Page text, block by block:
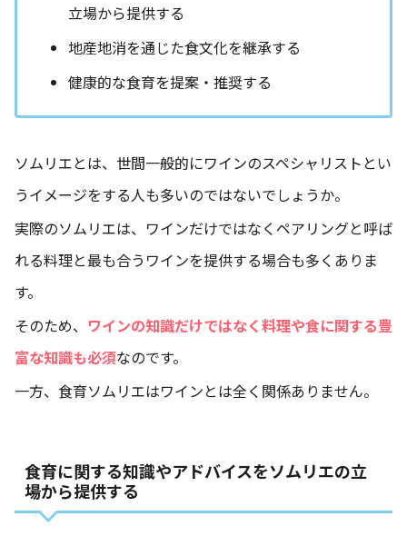
立場から提供する
地産地消を通じた食文化を継承する
健康的な食育を提案・推奨する
ソムリエとは、世間一般的にワインのスペシャリストとい
うイメージをする人も多いのではないでしょうか。
実際のソムリエは、ワインだけではなくペアリングと呼ば
れる料理と最も合うワインを提供する場合も多くありま
す。
そのため、 ワインの知識だけではなく料理や食に関する豊
富な知識も必須なのです。
一方、食育ソムリエはワインとは全く関係ありません。
食育に関する知識やアドバイスをソムリエの立
場から提供する